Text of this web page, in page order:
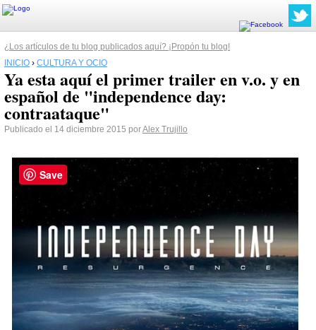
¿Los artículos de tu blog publicados aquí? ¡Propón tu blog!
INICIO › CULTURA Y OCIO
Ya esta aquí el primer trailer en v.o. y en
español de "independence day:
contraataque"
Publicado el 14 diciembre 2015 porAlex Trujillo
Save